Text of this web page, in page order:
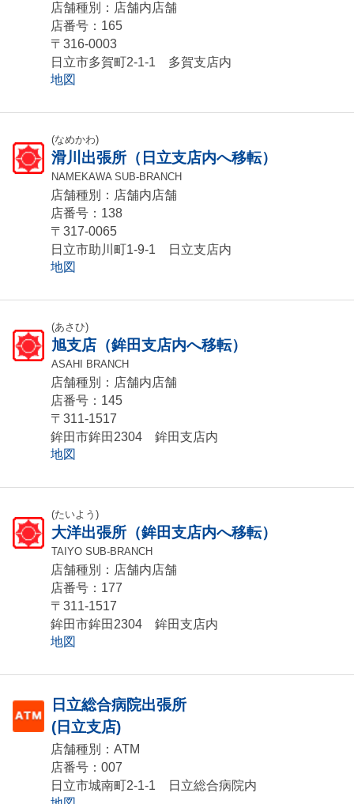
店舗種別：店舗内店舗
店番号：165
〒316-0003
日立市多賀町2-1-1 多賀支店内
地図
(なめかわ)
滑川出張所（日立支店内へ移転）
NAMEKAWA SUB-BRANCH
店舗種別：店舗内店舗
店番号：138
〒317-0065
日立市助川町1-9-1 日立支店内
地図
(あさひ)
旭支店（鉾田支店内へ移転）
ASAHI BRANCH
店舗種別：店舗内店舗
店番号：145
〒311-1517
鉾田市鉾田2304 鉾田支店内
地図
(たいよう)
大洋出張所（鉾田支店内へ移転）
TAIYO SUB-BRANCH
店舗種別：店舗内店舗
店番号：177
〒311-1517
鉾田市鉾田2304 鉾田支店内
地図
日立総合病院出張所
(日立支店)
店舗種別：ATM
店番号：007
日立市城南町2-1-1 日立総合病院内